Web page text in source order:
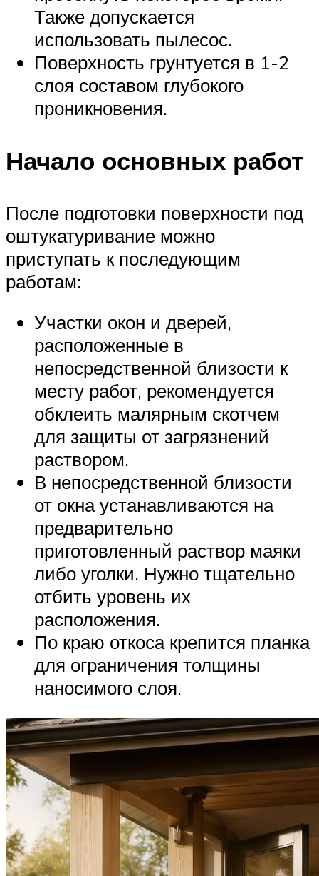
Также допускается
использовать пылесос.
Поверхность грунтуется в 1-2
слоя составом глубокого
проникновения.
Начало основных работ
После подготовки поверхности под
оштукатуривание можно
приступать к последующим
работам:
Участки окон и дверей,
расположенные в
непосредственной близости к
месту работ, рекомендуется
обклеить малярным скотчем
для защиты от загрязнений
раствором.
В непосредственной близости
от окна устанавливаются на
предварительно
приготовленный раствор маяки
либо уголки. Нужно тщательно
отбить уровень их
расположения.
По краю откоса крепится планка
для ограничения толщины
наносимого слоя.